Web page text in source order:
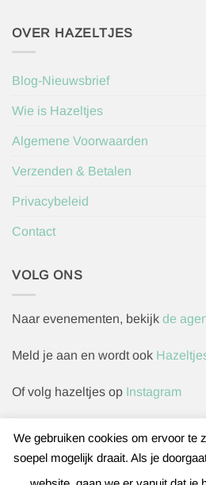
OVER HAZELTJES
Blog-Nieuwsbrief
Wie is Hazeltjes
Algemene Voorwaarden
Verzenden & Betalen
Privacybeleid
Contact
VOLG ONS
Naar evenementen, bekijk de
Meld je aan en wordt ook
Of volg hazeltjes op Instagram
Herroepingsverzoek
We gebruiken cookies om ervoor te
soepel mogelijk draait. Als je